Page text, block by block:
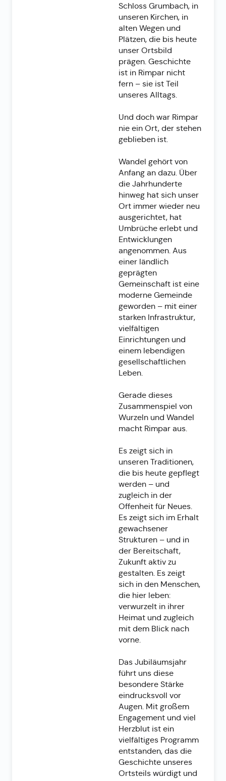
Schloss Grumbach, in
unseren Kirchen, in
alten Wegen und
Plätzen, die bis heute
unser Ortsbild
prägen. Geschichte
ist in Rimpar nicht
fern – sie ist Teil
unseres Alltags.
Und doch war Rimpar
nie ein Ort, der stehen
geblieben ist.
Wandel gehört von
Anfang an dazu. Über
die Jahrhunderte
hinweg hat sich unser
Ort immer wieder neu
ausgerichtet, hat
Umbrüche erlebt und
Entwicklungen
angenommen. Aus
einer ländlich
geprägten
Gemeinschaft ist eine
moderne Gemeinde
geworden – mit einer
starken Infrastruktur,
vielfältigen
Einrichtungen und
einem lebendigen
gesellschaftlichen
Leben.
Gerade dieses
Zusammenspiel von
Wurzeln und Wandel
macht Rimpar aus.
Es zeigt sich in
unseren Traditionen,
die bis heute gepflegt
werden – und
zugleich in der
Offenheit für Neues.
Es zeigt sich im Erhalt
gewachsener
Strukturen – und in
der Bereitschaft,
Zukunft aktiv zu
gestalten. Es zeigt
sich in den Menschen,
die hier leben:
verwurzelt in ihrer
Heimat und zugleich
mit dem Blick nach
vorne.
Das Jubiläumsjahr
führt uns diese
besondere Stärke
eindrucksvoll vor
Augen. Mit großem
Engagement und viel
Herzblut ist ein
vielfältiges Programm
entstanden, das die
Geschichte unseres
Ortsteils würdigt und